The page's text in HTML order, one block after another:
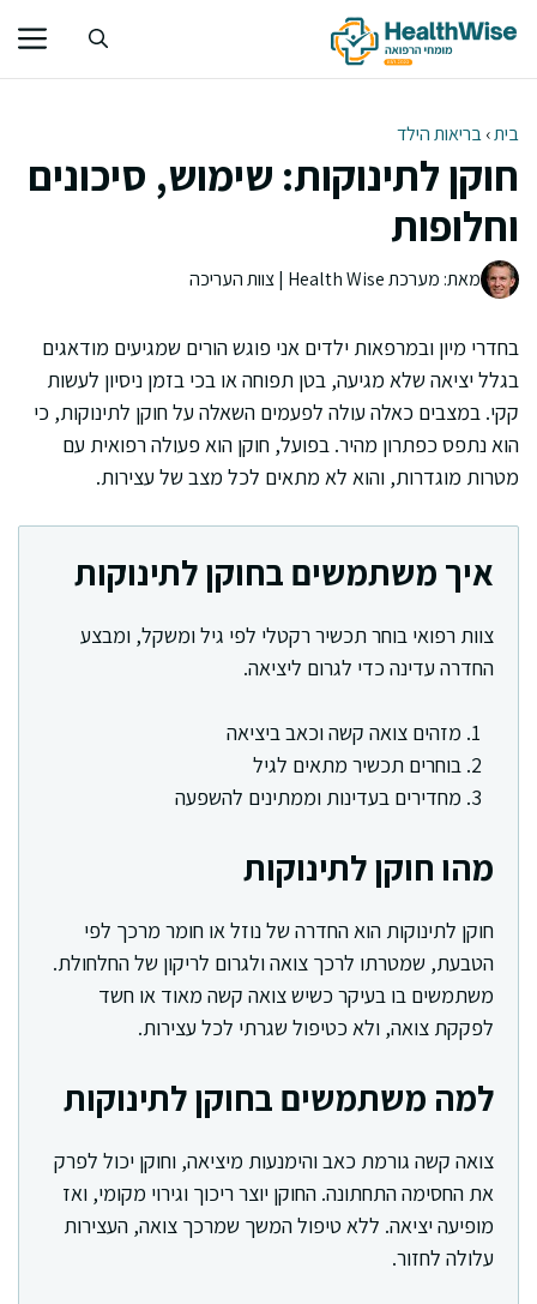
לתוכן
בית›בריאות הילד
חוקן לתינוקות: שימוש, סיכונים
וחלופות
מאת: מערכת Health Wise | צוות העריכה
בחדרי מיון ובמרפאות ילדים אני פוגש הורים שמגיעים מודאגים
בגלל יציאה שלא מגיעה, בטן תפוחה או בכי בזמן ניסיון לעשות
קקי. במצבים כאלה עולה לפעמים השאלה על חוקן לתינוקות, כי
הוא נתפס כפתרון מהיר. בפועל, חוקן הוא פעולה רפואית עם
מטרות מוגדרות, והוא לא מתאים לכל מצב של עצירות.
איך משתמשים בחוקן לתינוקות
צוות רפואי בוחר תכשיר רקטלי לפי גיל ומשקל, ומבצע
החדרה עדינה כדי לגרום ליציאה.
מזהים צואה קשה וכאב ביציאה
בוחרים תכשיר מתאים לגיל
מחדירים בעדינות וממתינים להשפעה
מהו חוקן לתינוקות
חוקן לתינוקות הוא החדרה של נוזל או חומר מרכך לפי
הטבעת, שמטרתו לרכך צואה ולגרום לריקון של החלחולת.
משתמשים בו בעיקר כשיש צואה קשה מאוד או חשד
לפקקת צואה, ולא כטיפול שגרתי לכל עצירות.
למה משתמשים בחוקן לתינוקות
צואה קשה גורמת כאב והימנעות מיציאה, וחוקן יכול לפרק
את החסימה התחתונה. החוקן יוצר ריכוך וגירוי מקומי, ואז
מופיעה יציאה. ללא טיפול המשך שמרכך צואה, העצירות
עלולה לחזור.